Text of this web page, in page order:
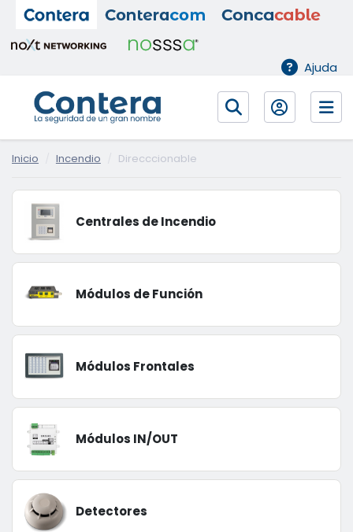
Ajuda
Inicio Incendio Direcccionable
Centrales de Incendio
Módulos de Función
Módulos Frontales
Módulos IN/OUT
Detectores